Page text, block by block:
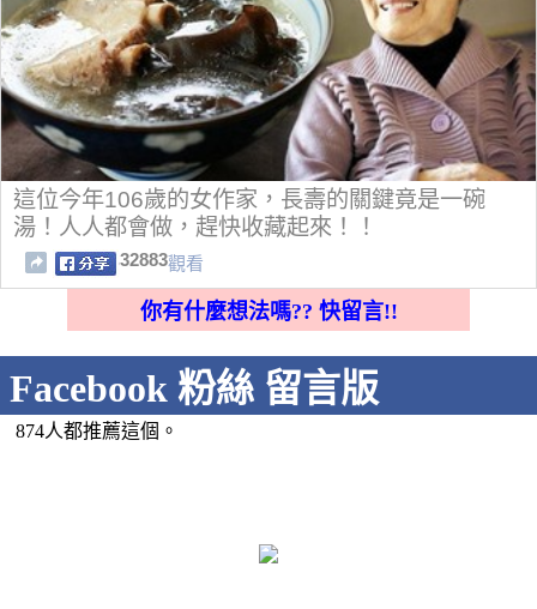
這位今年106歲的女作家，長壽的關鍵竟是一碗
湯！人人都會做，趕快收藏起來！！
32883觀看
你有什麼想法嗎?? 快留言!!
Facebook 粉絲 留言版
874人都推薦這個。